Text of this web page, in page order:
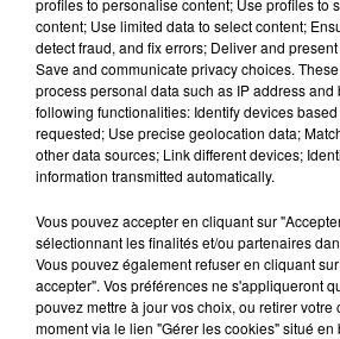
13h55
13h55
TEDDY SWIMS
Bad Dreams
13h48
13h48
profiles to personalise content; Use profiles to
content; Use limited data to select content;
detect fraud, and fix errors; Deliver and
Save and communicate privacy choices.
process personal data such as IP address and
following functionalities: Identify devices
requested; Use precise geolocation data;
other data sources; Link different devices;
information transmitted automatically.
Vous pouvez accepter en cliquant sur
sélectionnant les finalités et/ou partenaires
Vous pouvez également refuser en cliquant
accepter". Vos préférences ne s'appliqueront
pouvez mettre à jour vos choix, ou retirer votre
moment via le lien "Gérer les cookies" situé